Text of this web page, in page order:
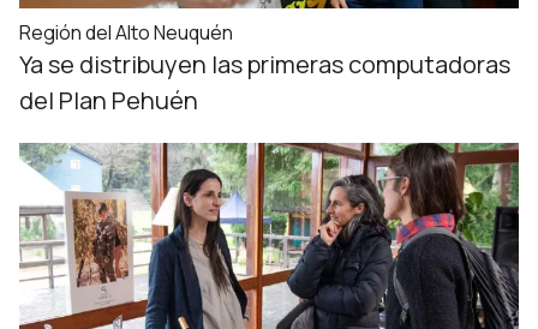
Región del Alto Neuquén
Ya se distribuyen las primeras computadoras
del Plan Pehuén